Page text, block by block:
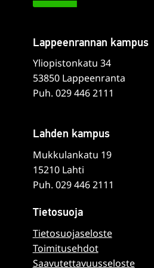
Lappeenrannan kampus
Yliopistonkatu 34
53850 Lappeenranta
Puh. 029 446 2111
Lahden kampus
Mukkulankatu 19
15210 Lahti
Puh. 029 446 2111
Tietosuoja
Tietosuojaseloste
Toimitusehdot
Saavutettavuusseloste